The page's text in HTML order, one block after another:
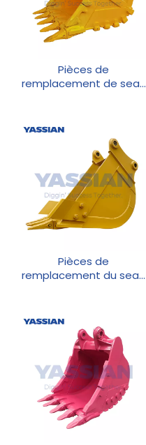
Pièces de
remplacement de seau
Pièces de
remplacement du seau